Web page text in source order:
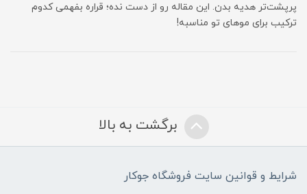
پرپشت‌تر هدیه بدن. این مقاله رو از دست نده؛ قراره بفهمی کدوم
ترکیب برای موهای تو مناسبه!
برگشت به بالا
شرایط و قوانین سایت فروشگاه جوکار